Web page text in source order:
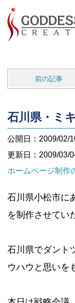
前の記事
石川県・ミ
公開日：2009/02/
更新日：2009/03/
ホームページ制作
石川県小松市に
を制作させてい
石川県でダント
ウハウと思いを